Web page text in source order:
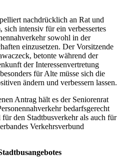
nachdrücklich an Rat und
intensiv für ein verbessertes
sowohl in der
einzusetzen. Der Vorsitzende
betonte während der
der Interessenvertretung
für Alte müsse sich die
ändern und verbessern lassen.
Antrag hält es der Seniorenrat
bedarfsgerecht
den Stadtbusverkehr als auch für
Verkehrsverbund